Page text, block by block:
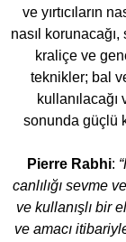
ve yırtıcıların
nasıl
kraliçe ve
teknikler; bal
sonunda güçlü
Pierre Rabhi:
canlılığı sevme
ve kullanışlı bir
ve amacı